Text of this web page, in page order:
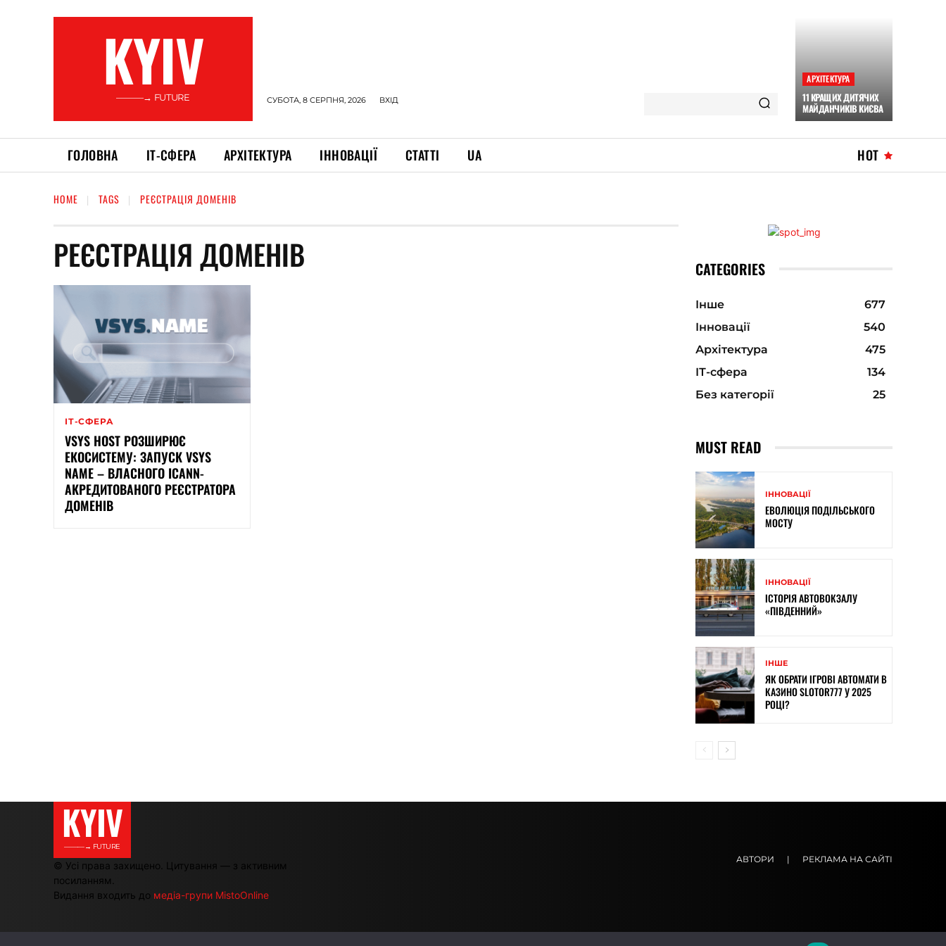
KYIV
———→ FUTURE СУБОТА, 8 СЕРПНЯ, 2026 ВХІД
АРХІТЕКТУРА
11 КРАЩИХ ДИТЯЧИХ
МАЙДАНЧИКІВ КИЄВА
ГОЛОВНА ІТ-СФЕРА АРХІТЕКТУРА ІННОВАЦІЇ СТАТТІ UA HOT
HOME TAGS РЕЄСТРАЦІЯ ДОМЕНІВ
РЕЄСТРАЦІЯ ДОМЕНІВ
ІТ-СФЕРА
VSYS HOST РОЗШИРЮЄ
ЕКОСИСТЕМУ: ЗАПУСК VSYS
NAME – ВЛАСНОГО ICANN-
АКРЕДИТОВАНОГО РЕЄСТРАТОРА
ДОМЕНІВ
CATEGORIES
Інше
677
Інновації
540
Архітектура
475
ІТ-сфера
134
Без категорії
25
MUST READ
ІННОВАЦІЇ
ЕВОЛЮЦІЯ ПОДІЛЬСЬКОГО
МОСТУ
ІННОВАЦІЇ
ІСТОРІЯ АВТОВОКЗАЛУ
«ПІВДЕННИЙ»
ІНШЕ
ЯК ОБРАТИ ІГРОВІ АВТОМАТИ В
КАЗИНО SLOTOR777 У 2025
РОЦІ?
KYIV
———→ FUTURE
© Усі права захищено. Цитування — з активним
посиланням.
Видання входить до медіа-групи MistoOnline
АВТОРИ | РЕКЛАМА НА САЙТІ